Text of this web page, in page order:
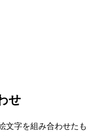
せ
文字を組み合わせたも